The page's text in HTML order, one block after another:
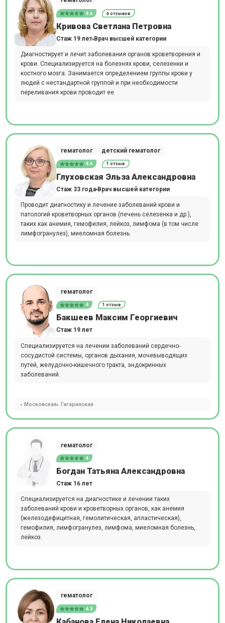
4.6 6 отзывов
Кривова Светлана Петровна
Стаж 19 лет Врач высшей категории
Диагностирует и лечит заболевания органов кроветворения и
крови. Специализируется на болезнях крови, селезенки и
костного мозга. Занимается определением группы крови у
людей с нестандартной группой и при необходимости
переливания крови проводит ее.
гематолог детский гематолог
4.4 1 отзыв
Глуховская Эльза Александровна
Стаж 33 года Врач высшей категории
Проводит диагностику и лечение заболеваний крови и
патологий кроветворных органов (печень селезенка и др.),
таких как анемия, гемофилия, лейкоз, лимфома (в том числе
лимфогранулез), миеломная болезнь.
гематолог
4 1 отзыв
Бакшеев Максим Георгиевич
Стаж 19 лет
Специализируется на лечении заболеваний сердечно-
сосудистой системы, органов дыхания, мочевыводящих
путей, желудочно-кишечного тракта, эндокринных
заболеваний.
Московская Гагаринская
гематолог
4
Богдан Татьяна Александровна
Стаж 16 лет
Специализируется на диагностике и лечении таких
заболеваний крови и кроветворных органов, как анемия
(железодефицитная, гемолитическая, апластическая),
гемофилия, лимфогранулез, лимфома, миеломная болезнь,
лейкоз.
гематолог
4.3